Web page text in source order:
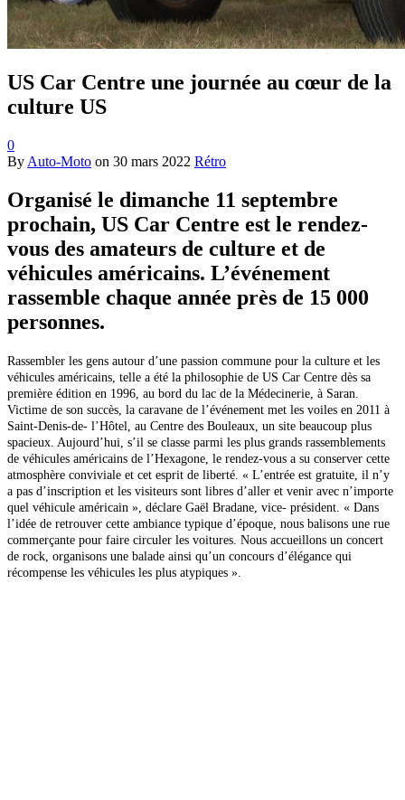
US Car Centre une journée au cœur de la
culture US
0
By Auto-Moto on 30 mars 2022 Rétro
Organisé le dimanche 11 septembre
prochain, US Car Centre est le rendez-
vous des amateurs de culture et de
véhicules américains. L’événement
rassemble chaque année près de 15 000
personnes.
Rassembler les gens autour d’une passion commune pour la culture et les
véhicules américains, telle a été la philosophie de US Car Centre dès sa
première édition en 1996, au bord du lac de la Médecinerie, à Saran.
Victime de son succès, la caravane de l’événement met les voiles en 2011 à
Saint-Denis-de- l’Hôtel, au Centre des Bouleaux, un site beaucoup plus
spacieux. Aujourd’hui, s’il se classe parmi les plus grands rassemblements
de véhicules américains de l’Hexagone, le rendez-vous a su conserver cette
atmosphère conviviale et cet esprit de liberté. « L’entrée est gratuite, il n’y
a pas d’inscription et les visiteurs sont libres d’aller et venir avec n’importe
quel véhicule américain », déclare Gaël Bradane, vice- président. « Dans
l’idée de retrouver cette ambiance typique d’époque, nous balisons une rue
commerçante pour faire circuler les voitures. Nous accueillons un concert
de rock, organisons une balade ainsi qu’un concours d’élégance qui
récompense les véhicules les plus atypiques ».